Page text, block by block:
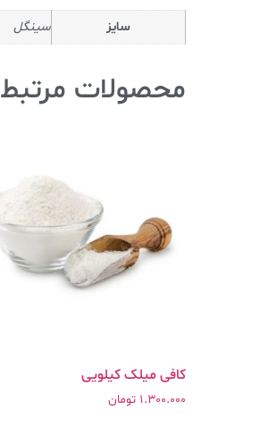
سایز سینگل
محصولات مرتبط
کافی میلک کیلویی
1.300.000 تومان